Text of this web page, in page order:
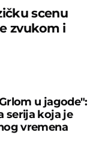
scenu
zvukom i
u jagode":
serija koja je
vremena